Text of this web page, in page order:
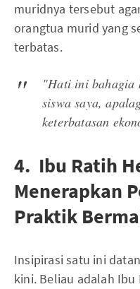
muridnya tersebut
orangtua murid yang
terbatas.
"Hati ini bahagia
siswa saya,
keterbatasan
4. Ibu Ratih
Menerapkan
Praktik
Insipirasi satu ini
kini. Beliau adalah Ibu